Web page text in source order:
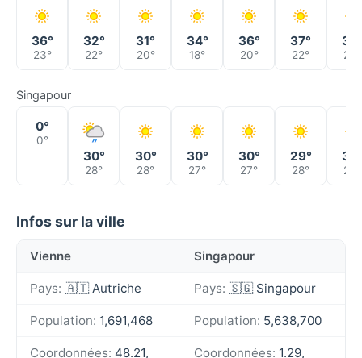
36°
23°
32°
22°
31°
20°
34°
18°
36°
20°
37°
22°
37°
22°
Singapour
0°
0°
30°
28°
30°
28°
30°
27°
30°
27°
29°
28° 27°
Infos sur la ville
Vienne Singapour
Pays: 🇦🇹 Autriche Pays: 🇸🇬 Singapour
Population: 1,691,468 Population: 5,638,700
Coordonnées: 48.21, Coordonnées: 1.29,